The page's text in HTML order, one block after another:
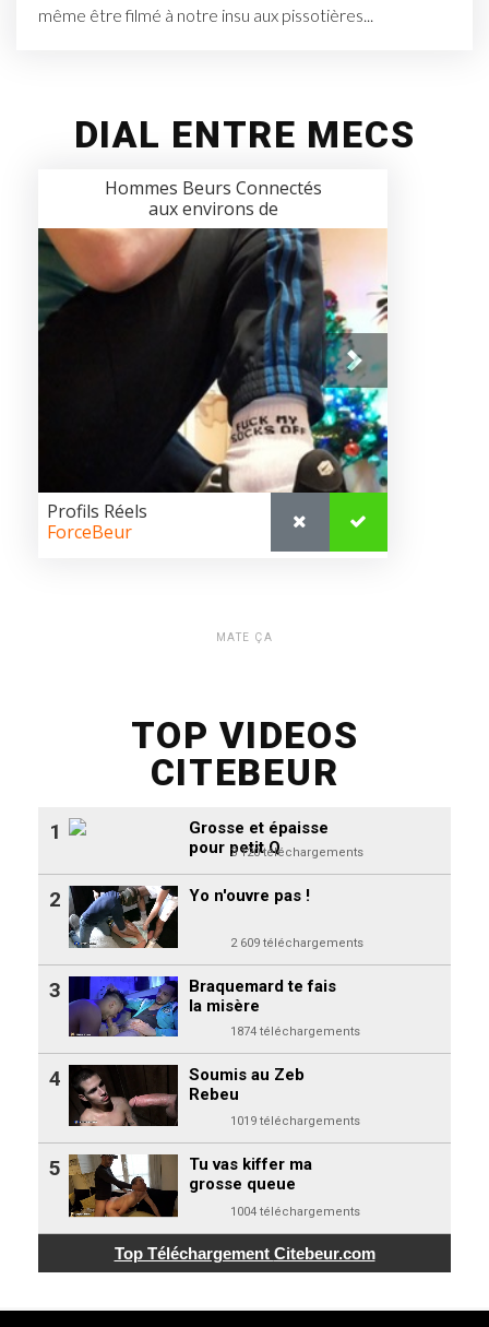
même être filmé à notre insu aux pissotières...
DIAL ENTRE MECS
MATE ÇA
TOP VIDEOS
CITEBEUR
Grosse et épaisse
pour petit Q
3 120 téléchargements
1
Yo n'ouvre pas !
2 609 téléchargements
2
Braquemard te fais
la misère
1874 téléchargements
3
Soumis au Zeb
Rebeu
1019 téléchargements
4
Tu vas kiffer ma
grosse queue
1004 téléchargements
5
Top Téléchargement Citebeur.com